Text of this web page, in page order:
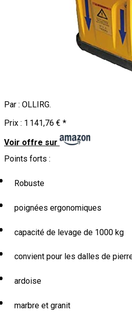
Par : OLLIRG.
Prix : 1 141,76 € *
Voir offre sur
Points forts :
Robuste
poignées ergonomiques
capacité de levage de 1000 kg
convient pour les dalles de
ardoise
marbre et granit